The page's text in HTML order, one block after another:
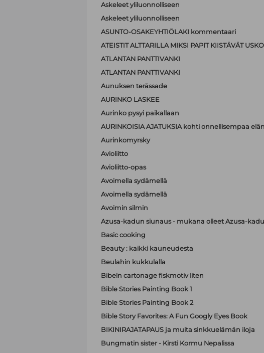
Askeleet yliluonnolliseen
Askeleet yliluonnolliseen
ASUNTO-OSAKEYHTIÖLAKI kommentaari
ATEISTIT ALTTARILLA MIKSI PAPIT KIISTÄVÄT
ATLANTAN PANTTIVANKI
ATLANTAN PANTTIVANKI
Aunuksen terässade
AURINKO LASKEE
Aurinko pysyi paikallaan
AURINKOISIA AJATUKSIA kohti onnellisempaa
Aurinkomyrsky
Avioliitto
Avioliitto-opas
Avoimella sydämellä
Avoimella sydämellä
Avoimin silmin
Azusa-kadun siunaus - mukana olleet Azusa-
Basic cooking
Beauty : kaikki kauneudesta
Beulahin kukkulalla
Bibeln cartonage fiskmotiv liten
Bible Stories Painting Book 1
Bible Stories Painting Book 2
Bible Story Favorites: A Fun Googly Eyes Book
BIKINIRAJATAPAUS ja muita sinkkuelämän iloja
Bungmatin sister - Kirsti Kormu Nepalissa